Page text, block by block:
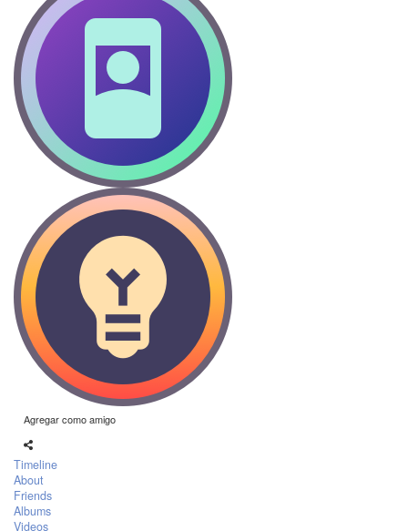
Agregar como amigo
Timeline
About
Friends
Albums
Videos